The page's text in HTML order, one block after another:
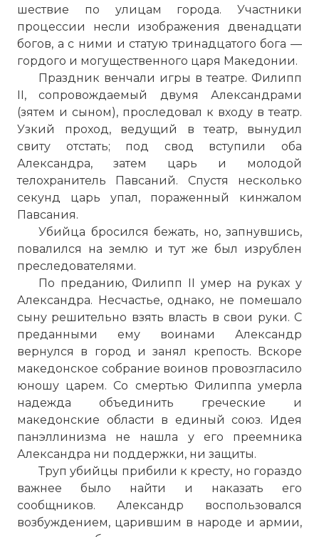
шествие по улицам города. Участники
процессии несли изображения двенадцати
богов, а с ними и статую тринадцатого бога —
гордого и могущественного царя Македонии.
Праздник венчали игры в театре. Филипп
II, сопровождаемый двумя Александрами
(зятем и сыном), проследовал к входу в театр.
Узкий проход, ведущий в театр, вынудил
свиту отстать; под свод вступили оба
Александра, затем царь и молодой
телохранитель Павсаний. Спустя несколько
секунд царь упал, пораженный кинжалом
Павсания.
Убийца бросился бежать, но, запнувшись,
повалился на землю и тут же был изрублен
преследователями.
По преданию, Филипп II умер на руках у
Александра. Несчастье, однако, не помешало
сыну решительно взять власть в свои руки. С
преданными ему воинами Александр
вернулся в город и занял крепость. Вскоре
македонское собрание воинов провозгласило
юношу царем. Со смертью Филиппа умерла
надежда объединить греческие и
македонские области в единый союз. Идея
панэллинизма не нашла у его преемника
Александра ни поддержки, ни защиты.
Труп убийцы прибили к кресту, но гораздо
важнее было найти и наказать его
сообщников. Александр воспользовался
возбуждением, царившим в народе и армии,